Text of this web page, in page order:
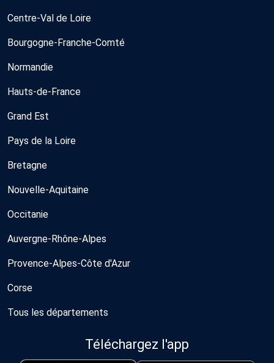
Centre-Val de Loire
Bourgogne-Franche-Comté
Normandie
Hauts-de-France
Grand Est
Pays de la Loire
Bretagne
Nouvelle-Aquitaine
Occitanie
Auvergne-Rhône-Alpes
Provence-Alpes-Côte d'Azur
Corse
Tous les départements
Téléchargez l'app